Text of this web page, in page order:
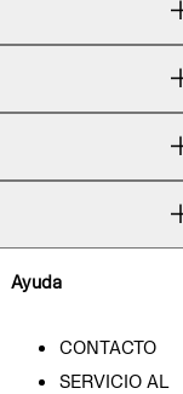
Ayuda
CONTACTO
SERVICIO AL